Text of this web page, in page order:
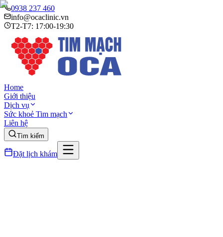
0938 237 460
info@ocaclinic.vn
T2-T7: 17:00-19:30
Home
Giới thiệu
Dịch vụ
Sức khoẻ Tim mạch
Liên hệ
Tìm kiếm
Đặt lịch khám